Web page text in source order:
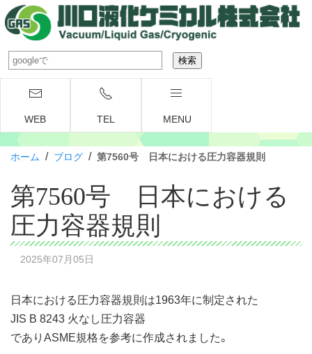
WEB TEL MENU
ホーム / ブログ / 第7560号 日本における圧力容器規則
第7560号 日本における
圧力容器規則
2025年07月05日
日本における圧力容器規則は1963年に制定された
JIS B 8243 火なし圧力容器
でありASME規格を参考に作成されました。